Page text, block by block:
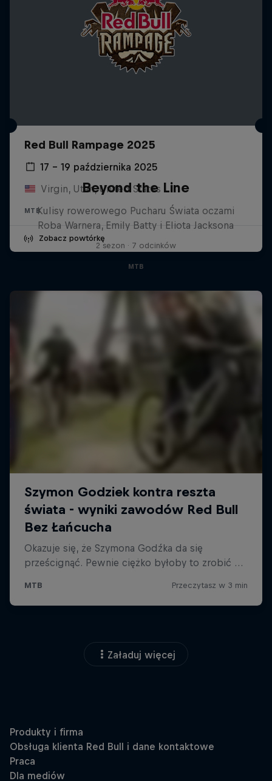
Red Bull Rampage 2025
17 – 19 października 2025
Virgin, Utah, United States
MTB
Zobacz powtórkę
Beyond the Line
Kulisy rowerowego Pucharu Świata oczami
Roba Warnera, Emily Batty i Eliota Jacksona
2 sezon · 7 odcinków
MTB
Załaduj więcej